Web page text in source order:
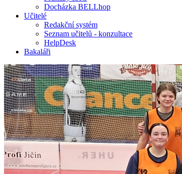
Docházka BELLhop
Učitelé
Redakční systém
Seznam učitelů - konzultace
HelpDesk
Bakaláři